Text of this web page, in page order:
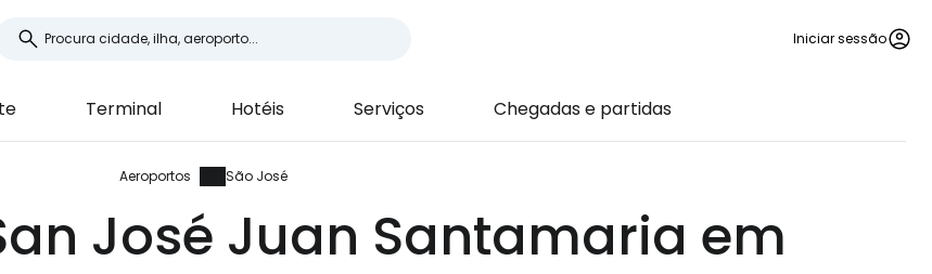
Iniciar sessão
Terminal Hotéis Serviços Chegadas e partidas
Aeroportos São José
José Juan Santamaria em